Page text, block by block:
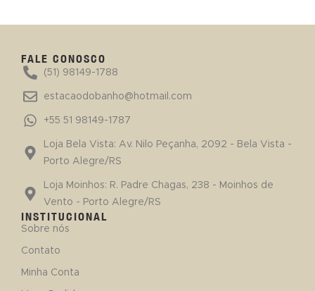
FALE CONOSCO
(51) 98149-1788
estacaodobanho@hotmail.com
+55 51 98149-1787
Loja Bela Vista: Av. Nilo Peçanha, 2092 - Bela Vista -
Porto Alegre/RS
Loja Moinhos: R. Padre Chagas, 238 - Moinhos de
Vento - Porto Alegre/RS
INSTITUCIONAL
Sobre nós
Contato
Minha Conta